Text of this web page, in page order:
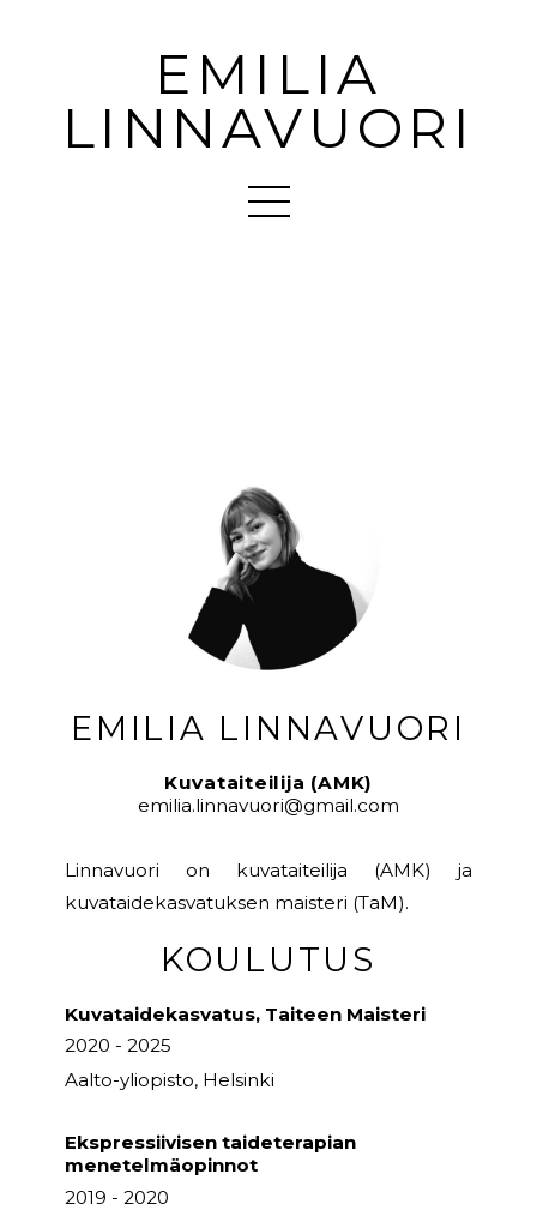
EMILIA
LINNAVUORI
KOULUTUS
Kuvataidekasvatus, Taiteen Maisteri
2020 - 2025
Aalto-yliopisto, Helsinki
Ekspressiivisen taideterapian
menetelmäopinnot
2019 - 2020
EMILIA LINNAVUORI
Kuvataiteilija (AMK)
emilia.linnavuori@gmail.com
Linnavuori on kuvataiteilija (AMK) ja
kuvataidekasvatuksen maisteri (TaM).